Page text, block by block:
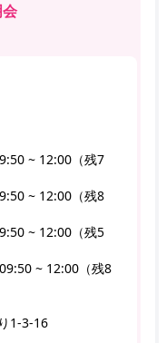
~ 12:00（残7
~ 12:00（残8
~ 12:00（残5
~ 12:00（残8
1-3-16